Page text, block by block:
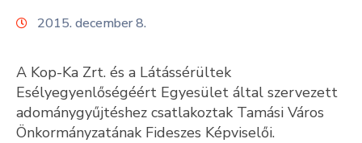
Polgármesteri
Közérdekű
Turizmus
2015. december 8.
A Kop-Ka Zrt. és a Látássérültek
Esélyegyenlőségéért Egyesület által szervezett
adománygyűjtéshez csatlakoztak Tamási Város
Önkormányzatának Fideszes Képviselői.